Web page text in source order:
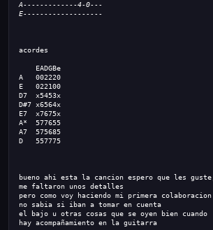
A-------------4-0---
E-------------------
acordes
EADGBe
A   002220
E   022100
D7  x5453x
D#7 x6564x
E7  x7675x
A*  577655
A7  575685
D   557775
bueno ahi esta la cancion espero que les guste,
me faltaron unos detalles
pero como voy haciendo mi primera colaboracion
no sabia si iban a tomar en cuenta
el bajo u otras cosas que se oyen bien cuando
hay acompañamiento en la guitarra